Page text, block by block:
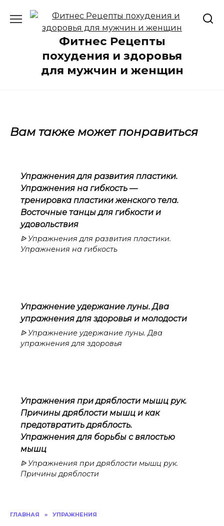
содержанию
Фитнес Рецепты
похудения и здоровья
для мужчин и женщин
ГЛАВНАЯ » УПРАЖНЕНИЯ
Вам также может понравиться
Упражнения для развития пластики.
Упражнения на гибкость —
тренировка пластики женского тела.
Восточные танцы для гибкости и
удовольствия
ᐉ Упражнения для развития пластики.
Упражнения на гибкость
Упражнение удержание луны. Два
упражнения для здоровья и молодости
ᐉ Упражнение удержание луны. Два
упражнения для здоровья
Упражнения при дряблости мышц рук.
Причины дряблости мышц и как
предотвратить дряблость.
Упражнения для борьбы с вялостью
мышц
ᐉ Упражнения при дряблости мышц рук.
Причины дряблости